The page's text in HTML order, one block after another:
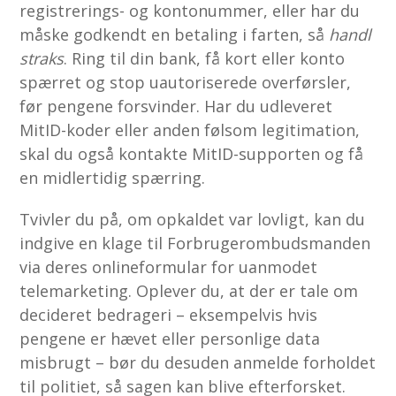
registrerings- og kontonummer, eller har du
måske godkendt en betaling i farten, så handl
straks. Ring til din bank, få kort eller konto
spærret og stop uautoriserede overførsler,
før pengene forsvinder. Har du udleveret
MitID-koder eller anden følsom legitimation,
skal du også kontakte MitID-supporten og få
en midlertidig spærring.
Tvivler du på, om opkaldet var lovligt, kan du
indgive en klage til Forbrugerombudsmanden
via deres onlineformular for uanmodet
telemarketing. Oplever du, at der er tale om
decideret bedrageri – eksempelvis hvis
pengene er hævet eller personlige data
misbrugt – bør du desuden anmelde forholdet
til politiet, så sagen kan blive efterforsket.